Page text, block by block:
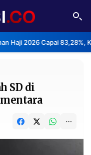
Haji 2026 Capai 83,28%,
SD di